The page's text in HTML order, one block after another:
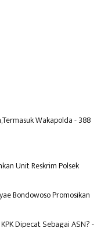
Wakapolda- 388
Unit Reskrim Polsek
Bondowoso Promosikan
Dipecat Sebagai ASN?-